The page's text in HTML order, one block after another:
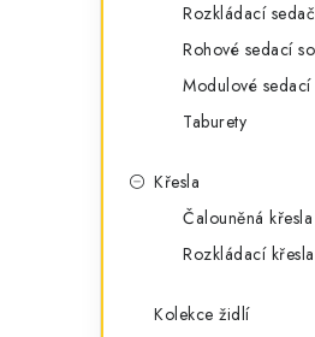
Rozkládací
Rohové sedací
Modulové sedací
Taburety
Křesla
Čalouněná křesla
Rozkládací křesla
Kolekce židlí